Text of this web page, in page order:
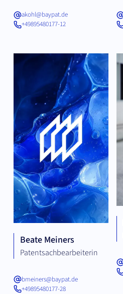
akohl@baypat.de
+49895480177-12
Beate Meiners
Patentsachbearbeiterin
bmeiners@baypat.de
+49895480177-28